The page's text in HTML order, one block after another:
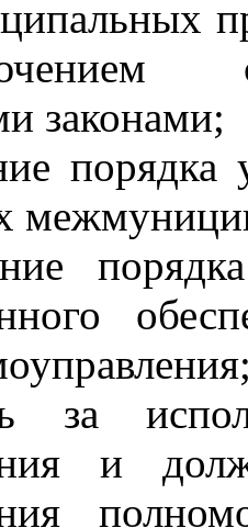
законами;
порядка
за
и